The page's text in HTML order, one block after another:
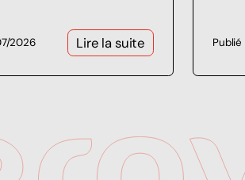
2026 Lire la suite